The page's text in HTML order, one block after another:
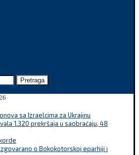
Pretraga
sa Izraelcima za Ukrajinu
1.320 prekršaja u saobraćaju, 48
o Bokokotorskoj eparhiji i